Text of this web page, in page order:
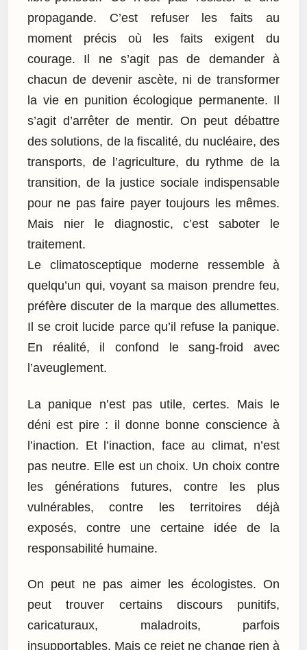
propagande. C’est refuser les faits au
moment précis où les faits exigent du
courage. Il ne s’agit pas de demander à
chacun de devenir ascète, ni de transformer
la vie en punition écologique permanente. Il
s’agit d’arrêter de mentir. On peut débattre
des solutions, de la fiscalité, du nucléaire, des
transports, de l’agriculture, du rythme de la
transition, de la justice sociale indispensable
pour ne pas faire payer toujours les mêmes.
Mais nier le diagnostic, c’est saboter le
traitement.
Le climatosceptique moderne ressemble à
quelqu’un qui, voyant sa maison prendre feu,
préfère discuter de la marque des allumettes.
Il se croit lucide parce qu’il refuse la panique.
En réalité, il confond le sang-froid avec
l’aveuglement.
La panique n’est pas utile, certes. Mais le
déni est pire : il donne bonne conscience à
l’inaction. Et l’inaction, face au climat, n’est
pas neutre. Elle est un choix. Un choix contre
les générations futures, contre les plus
vulnérables, contre les territoires déjà
exposés, contre une certaine idée de la
responsabilité humaine.
On peut ne pas aimer les écologistes. On
peut trouver certains discours punitifs,
caricaturaux, maladroits, parfois
insupportables. Mais ce rejet ne change rien à